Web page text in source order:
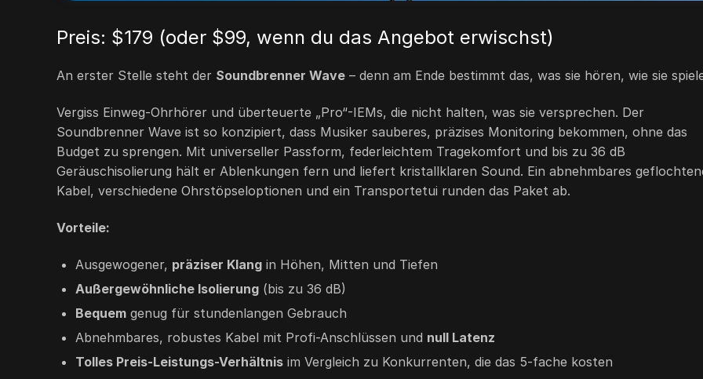
Preis: $179 (oder $99, wenn du das Angebot erwischst)
An erster Stelle steht der Soundbrenner Wave – denn am Ende bestimmt das, was sie hören, wie sie
Vergiss Einweg-Ohrhörer und überteuerte „Pro“-IEMs, die nicht halten, was sie versprechen. Der
Soundbrenner Wave ist so konzipiert, dass Musiker sauberes, präzises Monitoring bekommen, ohne das
Budget zu sprengen. Mit universeller Passform, federleichtem Tragekomfort und bis zu 36 dB
Geräuschisolierung hält er Ablenkungen fern und liefert kristallklaren Sound. Ein abnehmbares
Kabel, verschiedene Ohrstöpseloptionen und ein Transportetui runden das Paket ab.
Vorteile:
Ausgewogener, präziser Klang in Höhen, Mitten und Tiefen
Außergewöhnliche Isolierung (bis zu 36 dB)
Bequem genug für stundenlangen Gebrauch
Abnehmbares, robustes Kabel mit Profi-Anschlüssen und null Latenz
Tolles Preis-Leistungs-Verhältnis im Vergleich zu Konkurrenten, die das 5-fache kosten